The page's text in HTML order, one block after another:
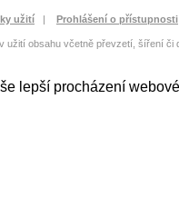
užití | Prohlášení o přístupnosti
užití obsahu včetně převzetí, šíření či
lepší procházení